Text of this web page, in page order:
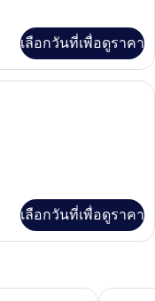
เลือกวันที่เพื่อดูราคา
นห้องพัก, โต๊ะทำงาน, Wi-Fi ฟรี
เลือกวันที่เพื่อดูราคา